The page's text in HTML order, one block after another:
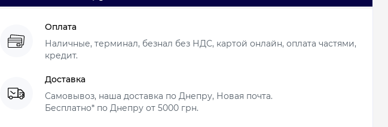
Оплата
Наличные, терминал, безнал без НДС, картой онлайн, оплата частями,
кредит.
Доставка
Самовывоз, наша доставка по Днепру, Новая почта.
Бесплатно* по Днепру от 5000 грн.